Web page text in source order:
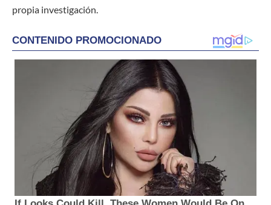
propia investigación.